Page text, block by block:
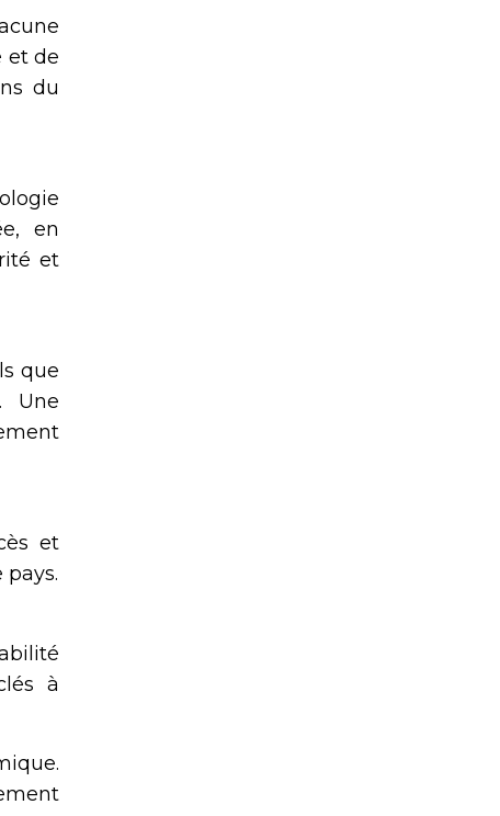
et de
du
en
et
que
Une
et
à